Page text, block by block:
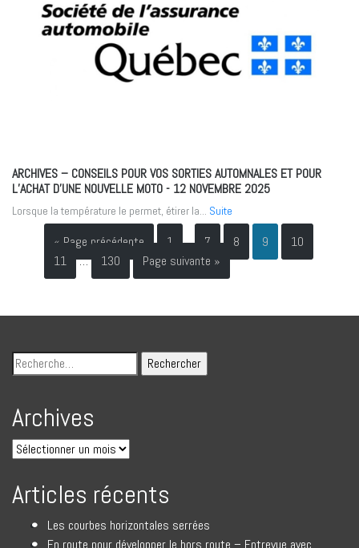
ARCHIVES – CONSEILS POUR VOS SORTIES AUTOMNALES ET POUR
L’ACHAT D’UNE NOUVELLE MOTO- 12 NOVEMBRE 2025
Lorsque la température le permet, étirer la... Suite
« Page précédente 1 … 7 8 9
10
11
… 130 Page suivante »
Archives
Articles récents
Les courbes horizontales serrées
En route pour développer le hors route – Entrevue avec